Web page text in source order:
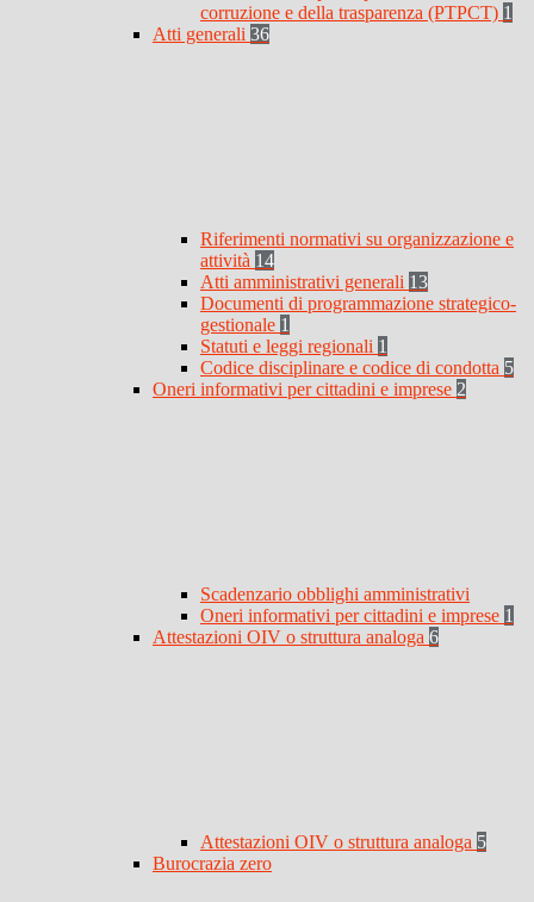
corruzione e della trasparenza (PTPCT) 1
Atti generali 36
Riferimenti normativi su organizzazione e
attività 14
Atti amministrativi generali 13
Documenti di programmazione strategico-
gestionale 1
Statuti e leggi regionali 1
Codice disciplinare e codice di condotta 5
Oneri informativi per cittadini e imprese 2
Scadenzario obblighi amministrativi
Oneri informativi per cittadini e imprese 1
Attestazioni OIV o struttura analoga 6
Attestazioni OIV o struttura analoga 5
Burocrazia zero